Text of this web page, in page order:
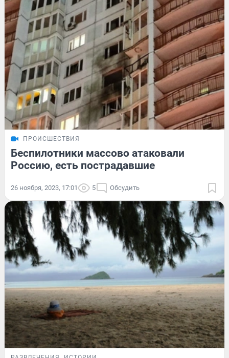
ПРОИСШЕСТВИЯ
Беспилотники массово атаковали
Россию, есть пострадавшие
26 ноября, 2023, 17:01 5 Обсудить